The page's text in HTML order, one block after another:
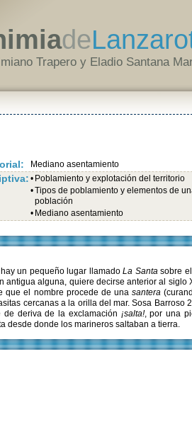
de
Trapero y Eladio Santana
Mediano asentamiento
• Poblamiento y explotación del territorio
•Tipos de poblamiento y elementos de
población
• Mediano asentamiento
un pequeño lugar llamado La Santasobre
antigua alguna, quiere decirse anterior al siglo
que el nombre procede de una santera
cercanas a la orilla del mar. Sosa Barroso
de deriva de la exclamación ¡salta!, por una
desde donde los marineros saltaban a tierra.